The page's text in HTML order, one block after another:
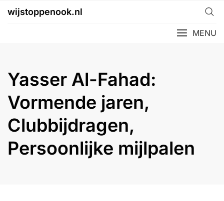
wijstoppenook.nl
MENU
Yasser Al-Fahad:
Vormende jaren,
Clubbijdragen,
Persoonlijke mijlpalen